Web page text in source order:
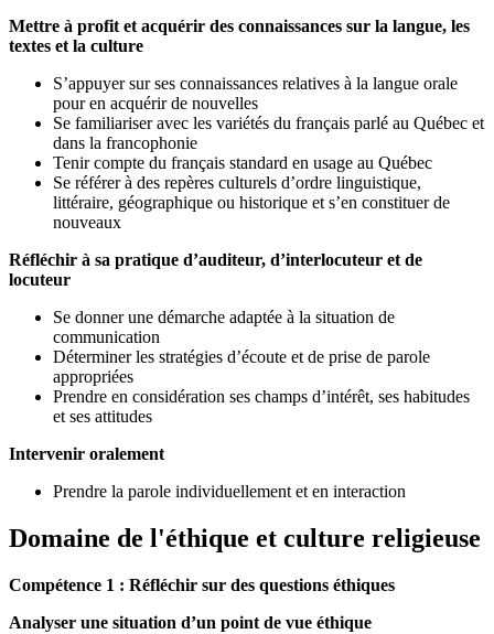
Mettre à profit et acquérir des connaissances sur la langue, les
textes et la culture
S’appuyer sur ses connaissances relatives à la langue orale
pour en acquérir de nouvelles
Se familiariser avec les variétés du français parlé au Québec et
dans la francophonie
Tenir compte du français standard en usage au Québec
Se référer à des repères culturels d’ordre linguistique,
littéraire, géographique ou historique et s’en constituer de
nouveaux
Réfléchir à sa pratique d’auditeur, d’interlocuteur et de
locuteur
Se donner une démarche adaptée à la situation de
communication
Déterminer les stratégies d’écoute et de prise de parole
appropriées
Prendre en considération ses champs d’intérêt, ses habitudes
et ses attitudes
Intervenir oralement
Prendre la parole individuellement et en interaction
Domaine de l'éthique et culture religieuse
Compétence 1 : Réfléchir sur des questions éthiques
Analyser une situation d’un point de vue éthique